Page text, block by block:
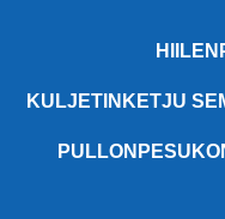
KULJETINKETJU